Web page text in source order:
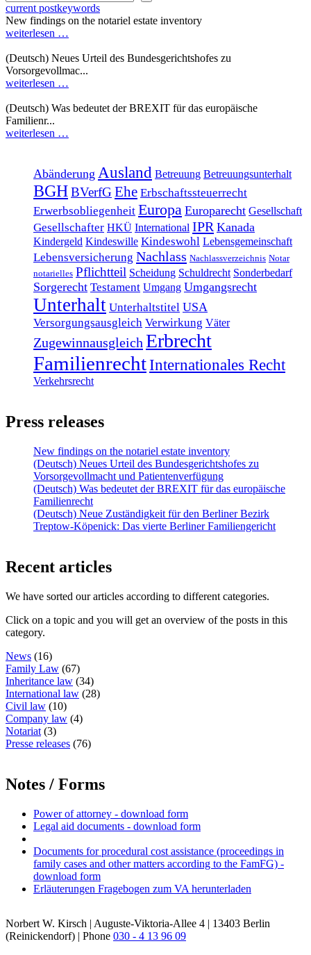
current postkeywords
New findings on the notariel estate inventory
weiterlesen …
(Deutsch) Neues Urteil des Bundesgerichtshofes zu
Vorsorgevollmac...
weiterlesen …
(Deutsch) Was bedeutet der BREXIT für das europäische
Familienr...
weiterlesen …
Abänderung Ausland Betreuung Betreuungsunterhalt
BGHBVerfG Ehe Erbschaftssteuerrecht
Erwerbsobliegenheit Europa Europarecht Gesellschaft
Gesellschafter HKÜ International IPR Kanada
Kindergeld Kindeswille Kindeswohl Lebensgemeinschaft
Lebensversicherung Nachlass Nachlassverzeichnis Notar
notarielles Pflichtteil Scheidung Schuldrecht Sonderbedarf
Sorgerecht Testament Umgang Umgangsrecht
Unterhalt Unterhaltstitel USA
Versorgungsausgleich Verwirkung Väter
ZugewinnausgleichErbrecht
FamilienrechtInternationales Recht
Verkehrsrecht
Press releases
New findings on the notariel estate inventory
(Deutsch) Neues Urteil des Bundesgerichtshofes zu
Vorsorgevollmacht und Patientenverfügung
(Deutsch) Was bedeutet der BREXIT für das europäische
Familienrecht
(Deutsch) Neue Zuständigkeit für den Berliner Bezirk
Treptow-Köpenick: Das vierte Berliner Familiengericht
Recent articles
We have sorted our articles according to different categories.
Click on a topic and you will get an overview of the posts in this
category.
News (16)
Family Law (67)
Inheritance law (34)
International law (28)
Civil law (10)
Company law (4)
Notariat (3)
Presse releases (76)
Notes / Forms
Power of attorney - download form
Legal aid documents - download form
Documents for procedural cost assistance (proceedings in
family cases and other matters according to the FamFG) -
download form
Erläuterungen Fragebogen zum VA herunterladen
Norbert W. Kirsch | Auguste-Viktoria-Allee 4 | 13403 Berlin
(Reinickendorf) | Phone 030 - 4 13 96 09